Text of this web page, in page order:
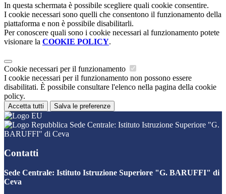
In questa schermata è possibile scegliere quali cookie consentire.
I cookie necessari sono quelli che consentono il funzionamento della
piattaforma e non è possibile disabilitarli.
Per conoscere quali sono i cookie necessari al funzionamento potete
visionare la COOKIE POLICY.
Cookie necessari per il funzionamento
I cookie necessari per il funzionamento non possono essere
disabilitati. È possibile consultare l'elenco nella pagina della cookie
policy.
Accetta tutti Salva le preferenze
Sede Centrale: Istituto Istruzione Superiore "G.
BARUFFI" di Ceva
Contatti
Sede Centrale: Istituto Istruzione Superiore "G. BARUFFI" di
Ceva